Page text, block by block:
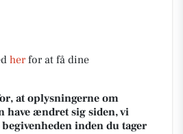
herfor at få dine
at oplysningerne om
have ændret sig siden, vi
inden du tager